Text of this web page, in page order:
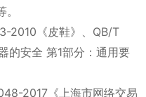
2010《皮鞋》、QB/T
的安全 第1部分：通用要
2017《上海市网络交易